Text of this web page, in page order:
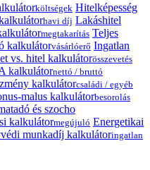
költségek Hitelképesség
havi díj Lakáshitel
megtakarítás Teljes
kalkulátorvásárlóerő Ingatlan
vs. hitel kalkulátorösszevetés
kalkulátornettó / bruttó
kalkulátorcsaládi / egyéb
malus kalkulátorbesorolás
és szocho
kalkulátormegújuló Energetikai
munkadíj kalkulátoringatlan